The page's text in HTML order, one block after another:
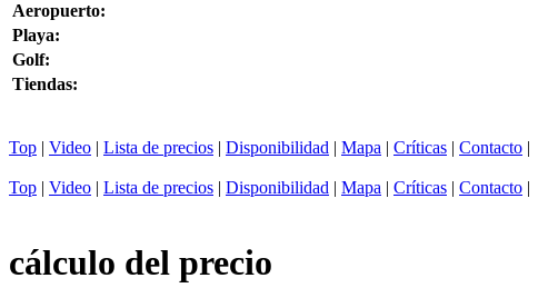
Aeropuerto:
Playa:
Golf:
Tiendas:
Top | Video | Lista de precios | Disponibilidad | Mapa | Críticas | Contacto |
Top | Video | Lista de precios | Disponibilidad | Mapa | Críticas | Contacto |
cálculo del precio